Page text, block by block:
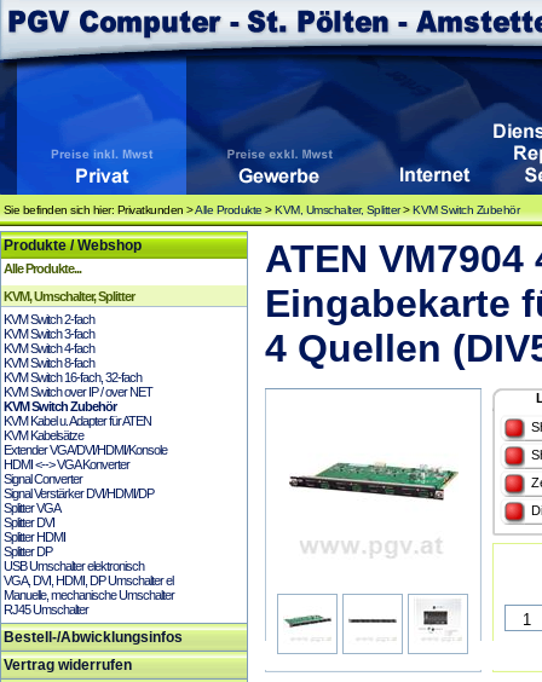
Sie befinden sich hier: Privatkunden >Alle Produkte >KVM, Umschalter, Splitter>KVM Switch Zubehör
Produkte / Webshop
Alle Produkte...
KVM, Umschalter, Splitter
KVM Switch 2-fach
KVM Switch 3-fach
KVM Switch 4-fach
KVM Switch 8-fach
KVM Switch 16-fach, 32-fach
KVM Switch over IP / over NET
KVM Switch Zubehör
KVM Kabel u. Adapter für ATEN
KVM Kabelsätze
Extender VGA/DVI/HDMI/Konsole
HDMI <--> VGA Konverter
Signal Converter
Signal Verstärker DVI/HDMI/DP
Splitter VGA
Splitter DVI
Splitter HDMI
Splitter DP
USB Umschalter elektronisch
VGA, DVI, HDMI, DP Umschalter el
Manuelle, mechanische Umschalter
RJ45 Umschalter
Bestell-/Abwicklungsinfos
Vertrag widerrufen
ATEN
Eingabekarte
4 Quellen